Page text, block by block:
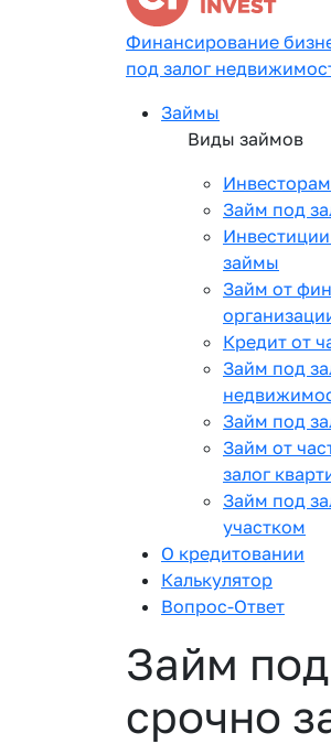
Финансирование
под залог
Займы
Виды займов
Инвесторам
Займ под
займы
Займ от
Кредит от
Займ под
Займ под
Займ от
залог
Займ под
участком
О кредитовании
Калькулятор
Вопрос-Ответ
Займ
срочно